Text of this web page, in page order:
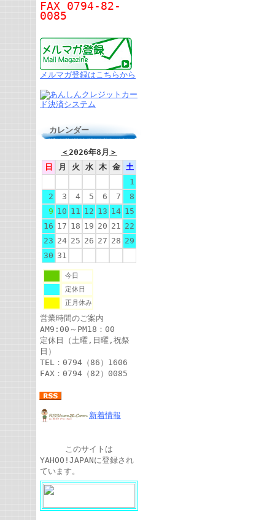
FAX 0794-82-
0085
メルマガ登録はこちらから
カレンダー
＜2026年8月 ＞
日
月 火 水 木 金
土
1
2
3 4 5 6 7
8
9 10 11 12 13 14 15
16 17 18 19 20 21 22
23 24 25 26 27 28 29
30 31
今日
定休日
正月休み
営業時間のご案内
AM9:00～PM18：00
定休日（土曜,日曜,祝祭
日）
TEL：0794（86）1606
FAX：0794（82）0085
新着情報
このサイトは
YAHOO!JAPANに登録され
ています。